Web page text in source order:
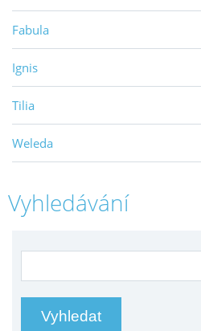
Fabula
Ignis
Tilia
Weleda
Vyhledávání